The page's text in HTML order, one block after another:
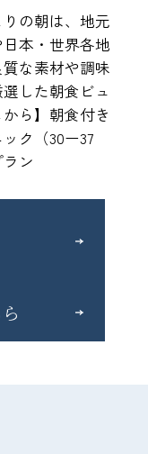
りの朝は、地元
本・世界各地
質な素材や調味
した朝食ビュ
から】朝食付き
ク（30ー37
ン